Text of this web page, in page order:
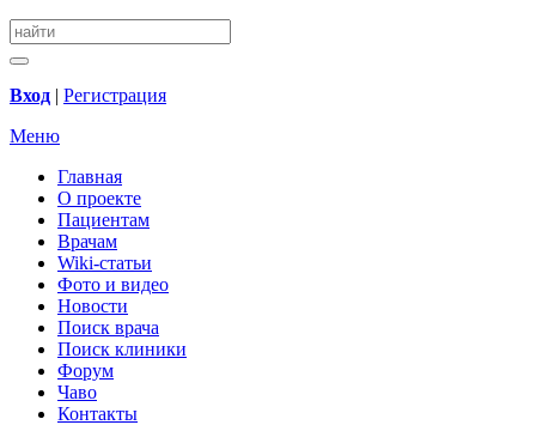
Вход | Регистрация
Меню
Главная
О проекте
Пациентам
Врачам
Wiki-статьи
Фото и видео
Новости
Поиск врача
Поиск клиники
Форум
Чаво
Контакты